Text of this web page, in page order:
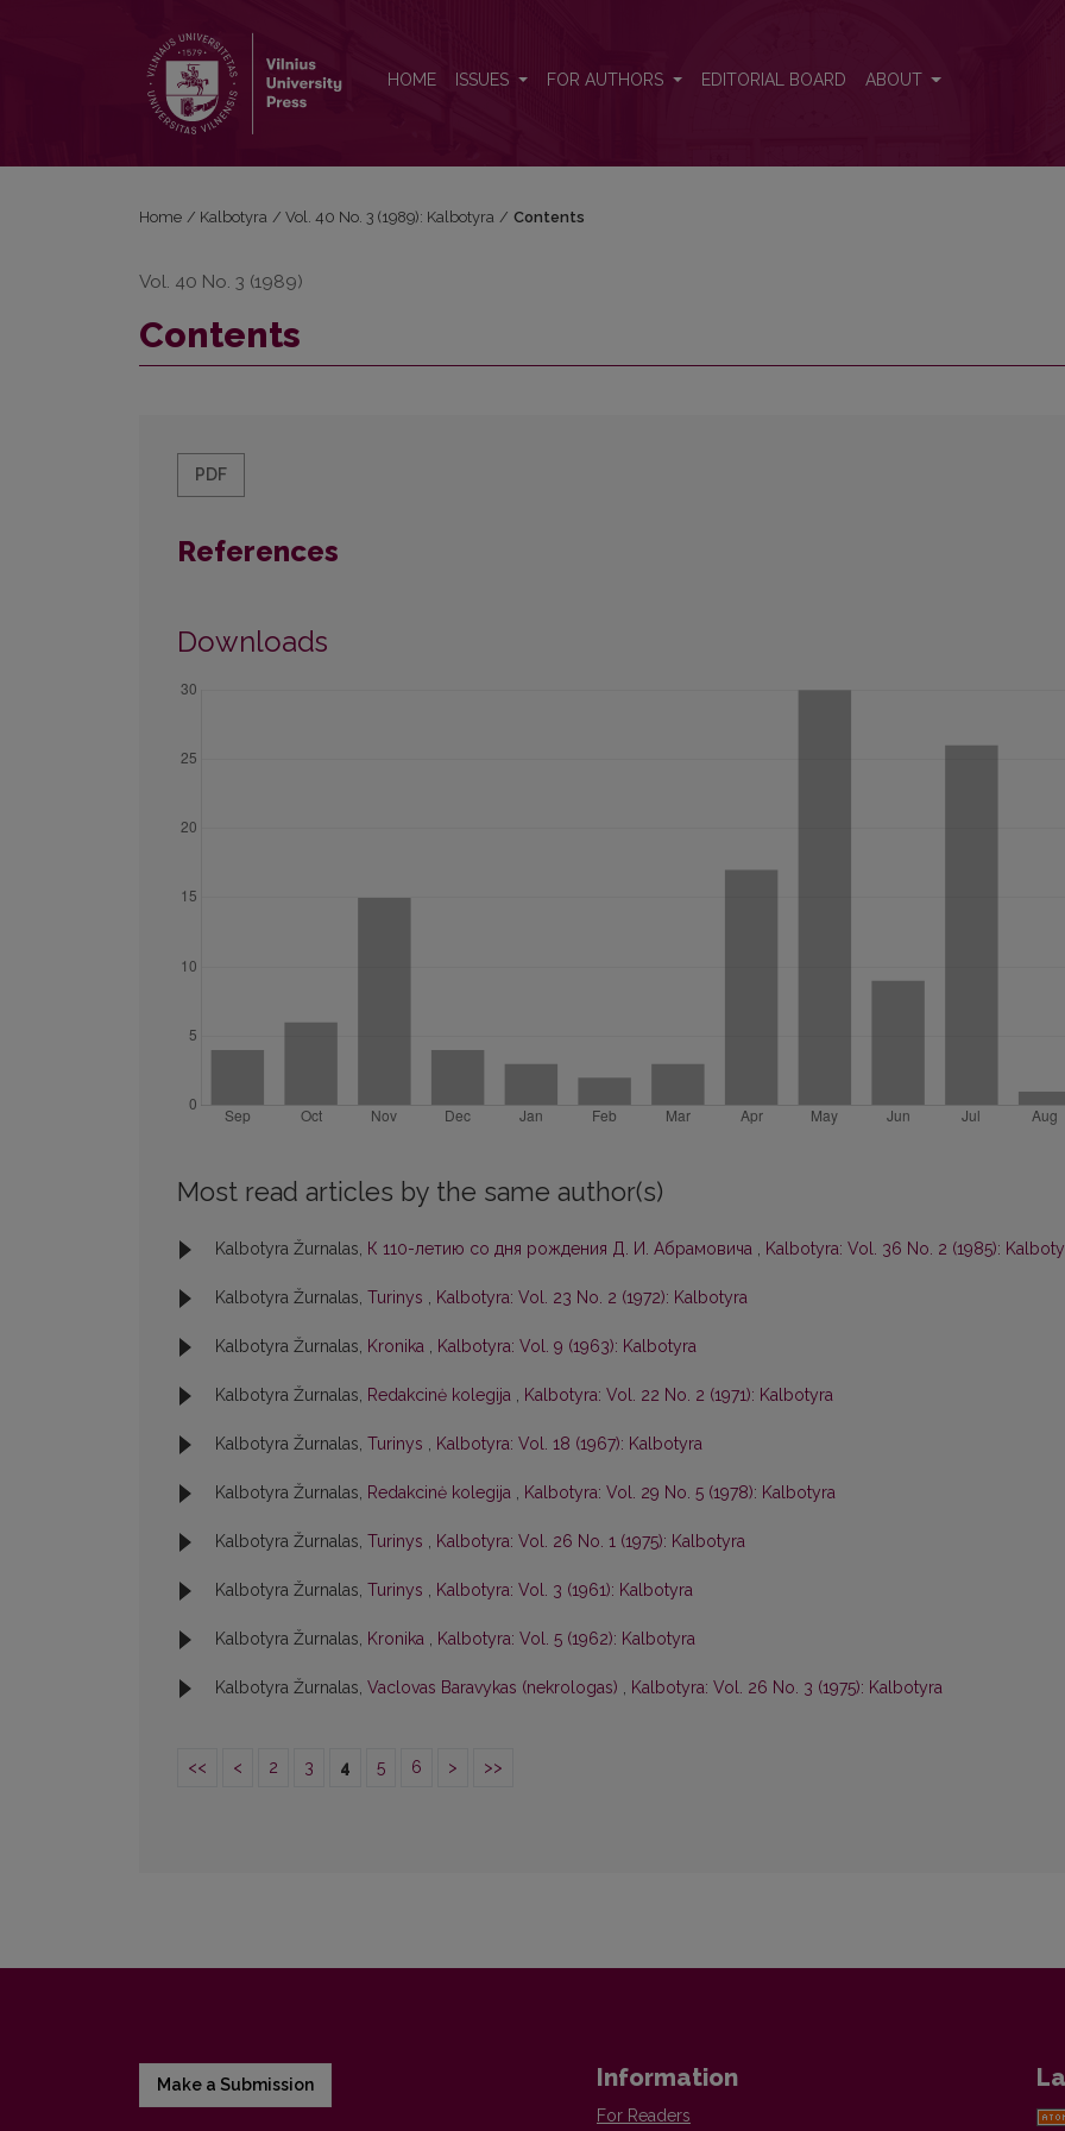
HOME ISSUES FOR AUTHORS EDITORIAL BOARD ABOUT
Home / Kalbotyra / Vol. 40 No. 3 (1989): Kalbotyra / Contents
Vol. 40 No. 3 (1989)
Contents
PDF
References
Downloads
Most read articles by the same author(s)
Kalbotyra Žurnalas, К 110-летию со дня рождения Д. И. Абрамовича , Kalbotyra: Vol. 36 No. 2 (1985):
Kalbotyra Žurnalas, Turinys , Kalbotyra: Vol. 23 No. 2 (1972): Kalbotyra
Kalbotyra Žurnalas, Kronika , Kalbotyra: Vol. 9 (1963): Kalbotyra
Kalbotyra Žurnalas, Redakcinė kolegija , Kalbotyra: Vol. 22 No. 2 (1971): Kalbotyra
Kalbotyra Žurnalas, Turinys , Kalbotyra: Vol. 18 (1967): Kalbotyra
Kalbotyra Žurnalas, Redakcinė kolegija , Kalbotyra: Vol. 29 No. 5 (1978): Kalbotyra
Kalbotyra Žurnalas, Turinys , Kalbotyra: Vol. 26 No. 1 (1975): Kalbotyra
Kalbotyra Žurnalas, Turinys , Kalbotyra: Vol. 3 (1961): Kalbotyra
Kalbotyra Žurnalas, Kronika , Kalbotyra: Vol. 5 (1962): Kalbotyra
Kalbotyra Žurnalas, Vaclovas Baravykas (nekrologas) , Kalbotyra: Vol. 26 No. 3 (1975): Kalbotyra
<< < 2 3 4 5 6 > >>
Make a Submission Information
For Readers